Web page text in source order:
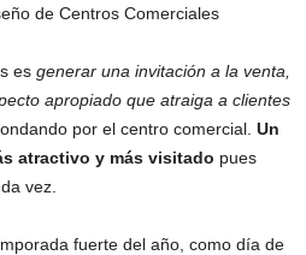
es generar una invitación a la venta,
apropiado que atraiga a clientes
por el centro comercial. Un
atractivo y más visitado pues
vez.
fuerte del año, como día de